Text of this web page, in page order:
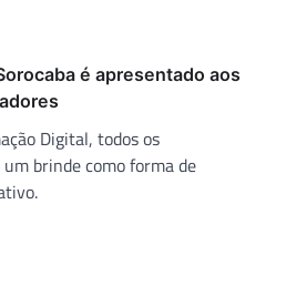
é apresentado aos
Digital, todos os
brinde como forma de